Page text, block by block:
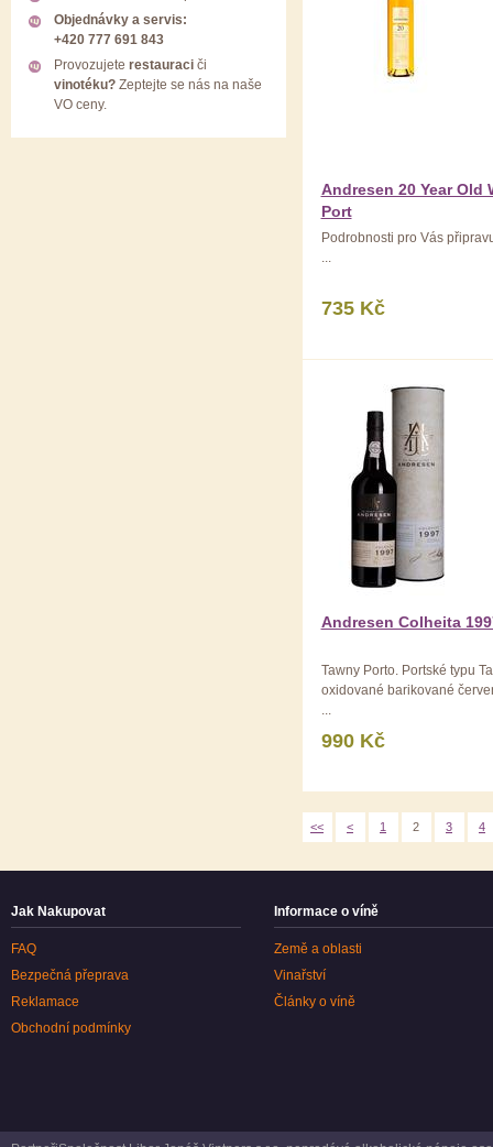
Objednávky a servis:
+420 777 691 843
Provozujete restauraci či
vinotéku? Zeptejte se nás na naše
VO ceny.
Andresen 20 Year Old
Port
Podrobnosti pro Vás
...
735 Kč
Andresen Colheita
Tawny Porto. Portské typu
oxidované barikované
...
990 Kč
<< < 1 2 3 4
Jak Nakupovat
FAQ
Bezpečná přeprava
Reklamace
Obchodní podmínky
Informace o víně
Země a oblasti
Vinařství
Články o víně